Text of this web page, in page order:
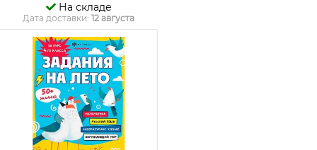
На складе
Дата доставки: 12 августа